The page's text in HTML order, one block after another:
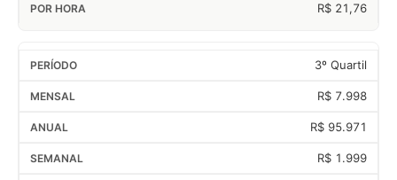
R$ 21,76
3º Quartil
R$ 7.998
R$ 95.971
R$ 1.999